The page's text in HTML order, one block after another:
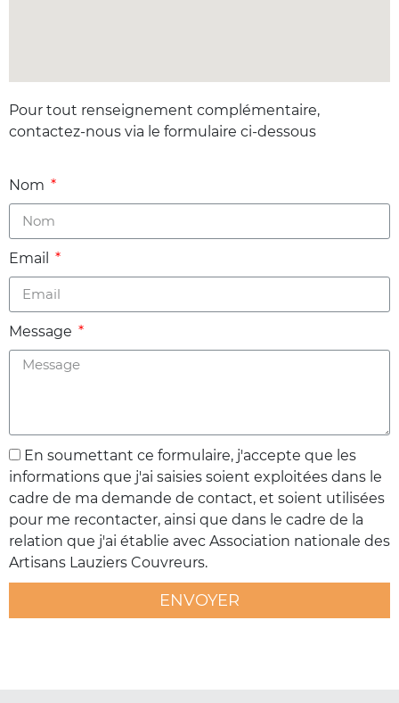
Pour tout renseignement complémentaire,
contactez-nous via le formulaire ci-dessous
Nom
Email
Message
En soumettant ce formulaire, j'accepte que les
informations que j'ai saisies soient exploitées dans le
cadre de ma demande de contact, et soient utilisées
pour me recontacter, ainsi que dans le cadre de la
relation que j'ai établie avec Association nationale des
Artisans Lauziers Couvreurs.
ENVOYER